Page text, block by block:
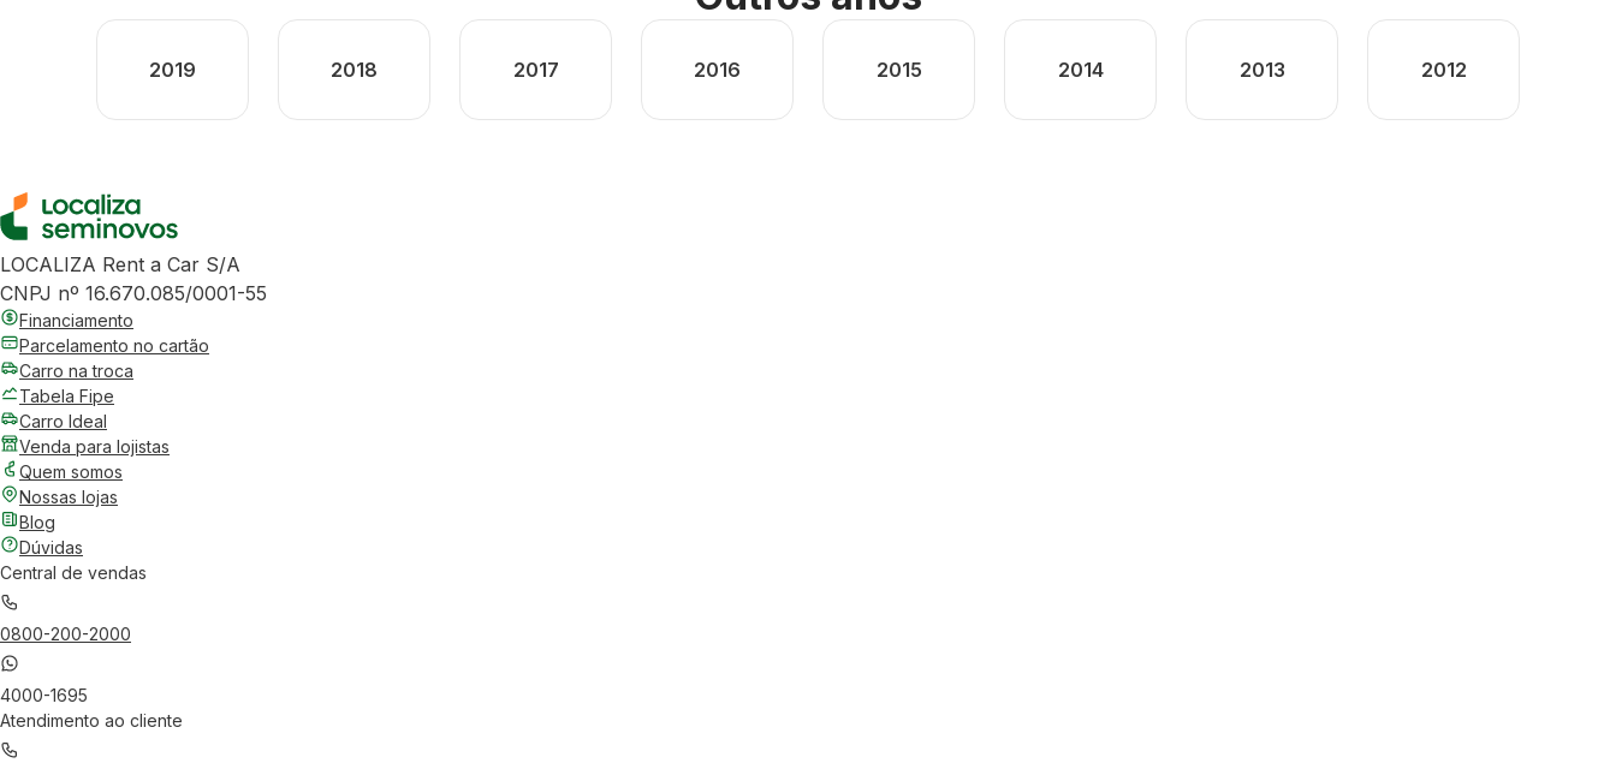
2019 2018 2017 2016 2015 2014 2013 2012
LOCALIZA Rent a Car S/A
CNPJ nº 16.670.085/0001-55
Financiamento
Parcelamento no cartão
Carro na troca
Tabela Fipe
Carro Ideal
Venda para lojistas
Quem somos
Nossas lojas
Blog
Dúvidas
Central de vendas
0800-200-2000
4000-1695
Atendimento ao cliente